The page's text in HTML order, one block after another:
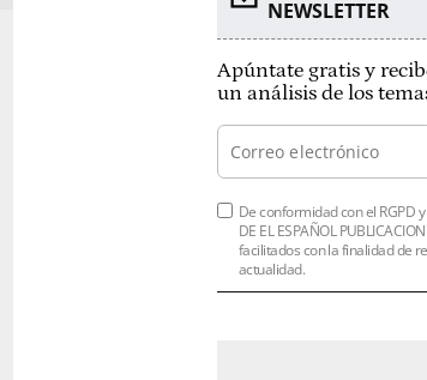
NEWSLETTER
Apúntate gratis y
un análisis de los
De conformidad con el RGPD y
DE EL ESPAÑOL
facilitados con la finalidad de
actualidad.